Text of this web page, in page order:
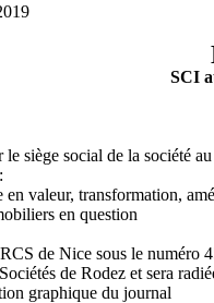
SCI
siège social de la société
valeur, transformation,
en question
de Nice sous le
de Rodez et sera
graphique du journal